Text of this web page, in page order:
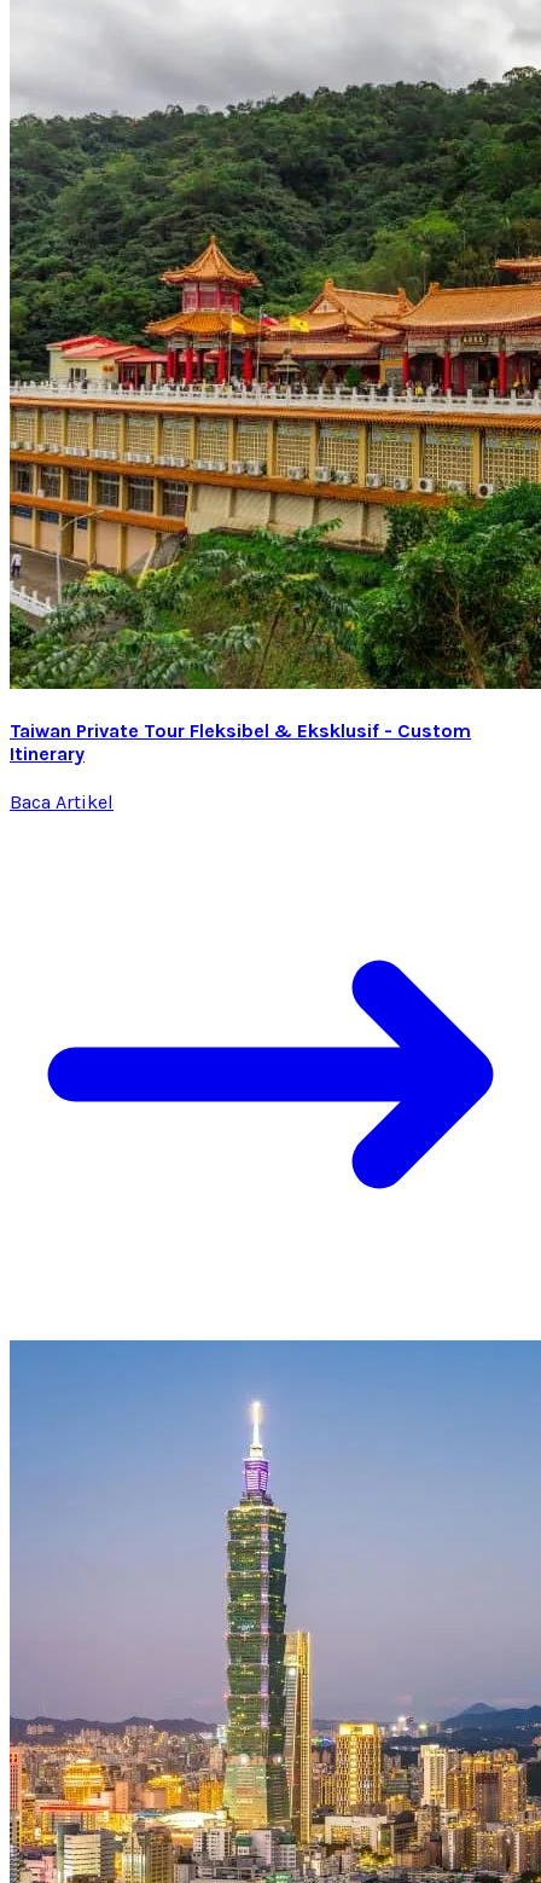
Taiwan Private Tour Fleksibel & Eksklusif - Custom
Itinerary
Baca Artikel